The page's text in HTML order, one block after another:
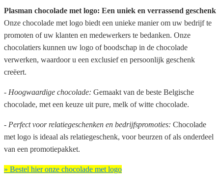
Plasman chocolade met logo: Een uniek en verrassend geschenk
Onze chocolade met logo biedt een unieke manier om uw bedrijf te
promoten of uw klanten en medewerkers te bedanken. Onze
chocolatiers kunnen uw logo of boodschap in de chocolade
verwerken, waardoor u een exclusief en persoonlijk geschenk
creëert.
- Hoogwaardige chocolade: Gemaakt van de beste Belgische
chocolade, met een keuze uit pure, melk of witte chocolade.
- Perfect voor relatiegeschenken en bedrijfspromoties: Chocolade
met logo is ideaal als relatiegeschenk, voor beurzen of als onderdeel
van een promotiepakket.
» Bestel hier onze chocolade met logo